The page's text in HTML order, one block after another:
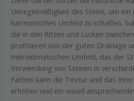
Unregelmäßigkeit des Steins, um ein
harmonisches Umfeld zu schaffen.
die in den Ritzen und Lücken
profitieren von der guten Drainage
mikroklimatischen Umfeld, das der
Verwendung von Steinen in
Farben kann die Textur und das
erhöhen und ein visuell